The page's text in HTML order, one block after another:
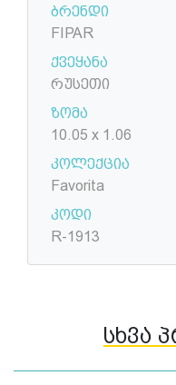
ბრენდი
FIPAR
ქვეყანა
რუსეთი
ზომა
10.05 x 1.06
კოლექცია
Favorita
კოდი
R-1913
სხვა